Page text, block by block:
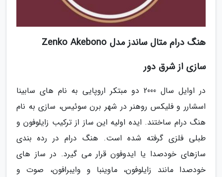
هنگ درام متال ساندز مدل Zenko Akebono
سازی از شرق دور
در اوایل سال 2000 دو مبتکر اروپایی به نام های سابینا
اسشارر و فلیکس روهنر در شهر برن سوئیس، سازی به نام
هنگ درام ساختند. ایده اولیه این ساز از ترکیب زایلوفون و
طبلی فلزی گرفته شده است. هنگ درام در رده بندی
سازهای خودصدا یا ایدوفون قرار می گیرد. در ساز های
خودصدا مانند زایلوفون، ماوینبا و وایبرافون، صوت و